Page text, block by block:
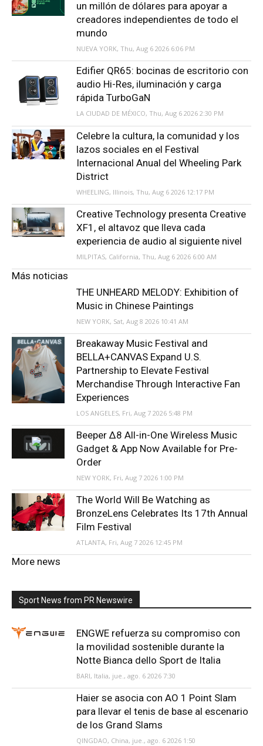
un millón de dólares para apoyar a
creadores independientes de todo el
mundo
NUEVA YORK, Thu, Aug 6 2026 6:06 PM
Edifier QR65: bocinas de escritorio con
audio Hi-Res, iluminación y carga
rápida TurboGaN
LA CIUDAD DE MÉXICO, Thu, Aug 6 2026 2:30 PM
Celebre la cultura, la comunidad y los
lazos sociales en el Festival
Internacional Anual del Wheeling Park
District
WHEELING, Illinois, Thu, Aug 6 2026 12:17 PM
Creative Technology presenta Creative
XF1, el altavoz que lleva cada
experiencia de audio al siguiente nivel
MILPITAS, California, Thu, Aug 6 2026 6:00 AM
Más noticias
THE UNHEARD MELODY: Exhibition of
Music in Chinese Paintings
NEW YORK, Sat, Aug 8 2026 10:41 AM
Breakaway Music Festival and
BELLA+CANVAS Expand U.S.
Partnership to Elevate Festival
Merchandise Through Interactive Fan
Experiences
LOS ANGELES, Fri, Aug 7 2026 5:48 PM
Beeper Δ8 All-in-One Wireless Music
Gadget & App Now Available for Pre-
Order
NEW YORK, Fri, Aug 7 2026 1:00 PM
The World Will Be Watching as
BronzeLens Celebrates Its 17th Annual
Film Festival
ATLANTA, Fri, Aug 7 2026 12:45 PM
More news
Sport News from PR Newswire
ENGWE refuerza su compromiso con
la movilidad sostenible durante la
Notte Bianca dello Sport de Italia
BARI, Italia, jue., ago. 6 2026 7:30
Haier se asocia con AO 1 Point Slam
para llevar el tenis de base al escenario
de los Grand Slams
QINGDAO, China, jue., ago. 6 2026 1:50